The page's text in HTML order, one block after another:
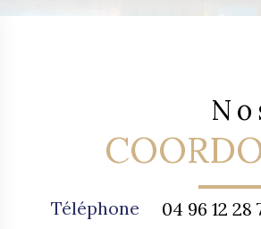
Téléphone
04 96 12 28